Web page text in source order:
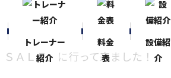
トレーナー
紹介
料金
表
設備紹
介
ＳＡＬＥ』に行って来ました！